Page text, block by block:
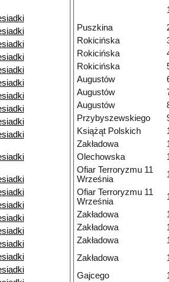
Puszkina
Rokicińska
Rokicińska
Rokicińska
Augustów
Augustów
Augustów
Przybyszewskiego
Książąt Polskich
Zakładowa
Olechowska
Ofiar Terroryzmu 11
Września
Ofiar Terroryzmu 11
Września
Zakładowa
Zakładowa
Zakładowa
Zakładowa
Gajcego